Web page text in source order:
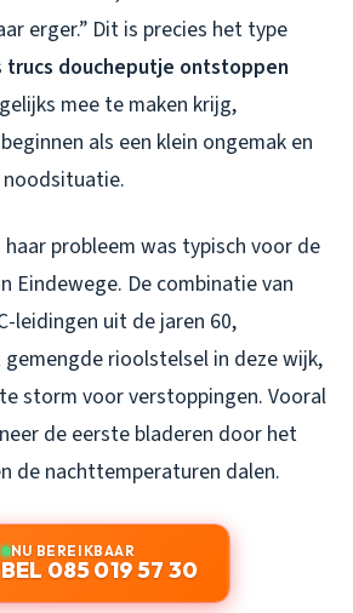
erger.” Dit is precies het type
trucs doucheputje ontstoppen
mee te maken krijg,
als een klein ongemak en
probleem was typisch voor de
Eindewege. De combinatie van
leidingen uit de jaren 60,
rioolstelsel in deze wijk,
storm voor verstoppingen. Vooral
de eerste bladeren door het
de nachttemperaturen dalen.
NU BEREIKBAAR
BEL 085 019 57 30